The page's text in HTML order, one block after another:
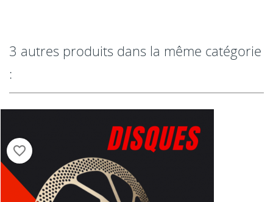
3 autres produits dans la même catégorie
:
favorite_border